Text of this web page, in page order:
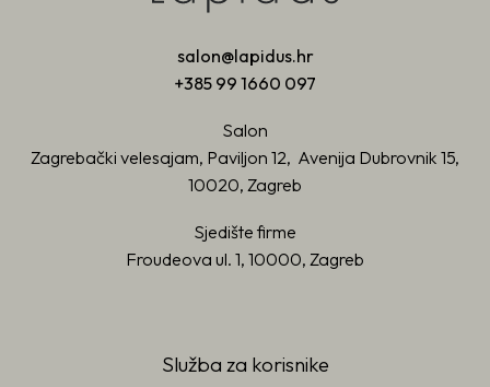
salon@lapidus.hr
+385 99 1660 097
Salon
Zagrebački velesajam, Paviljon 12, Avenija Dubrovnik 15,
10020, Zagreb
Sjedište firme
Froudeova ul. 1, 10000, Zagreb
Služba za korisnike